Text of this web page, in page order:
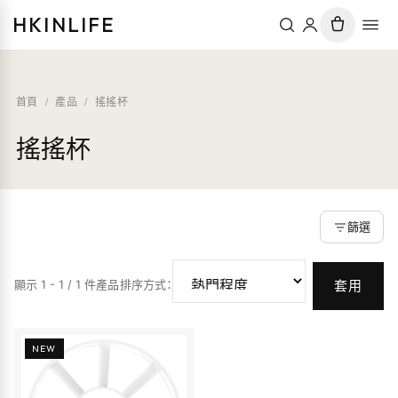
HKINLIFE
首頁 / 產品 / 搖搖杯
搖搖杯
篩選
顯示 1 - 1 / 1 件產品排序方式： 套用
NEW